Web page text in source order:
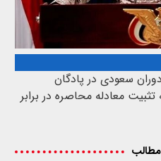
سعودی در پادگان
معادله محاصره در برابر